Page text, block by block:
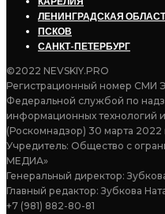
ЛЕНИНГРАДСКАЯ
ПСКОВ
САНКТ-ПЕТЕРБУРГ
©2022 NEVSKIY.PRO
Регистрационный номер СМИ
Федеральной службой по
информационных технологий
(Роскомнадзор) 30 марта 2022
Учредитель: Общество с
МЕДИА»
Генеральный директор:
Главный редактор: Зубкова
+7 (981) 882-80-81